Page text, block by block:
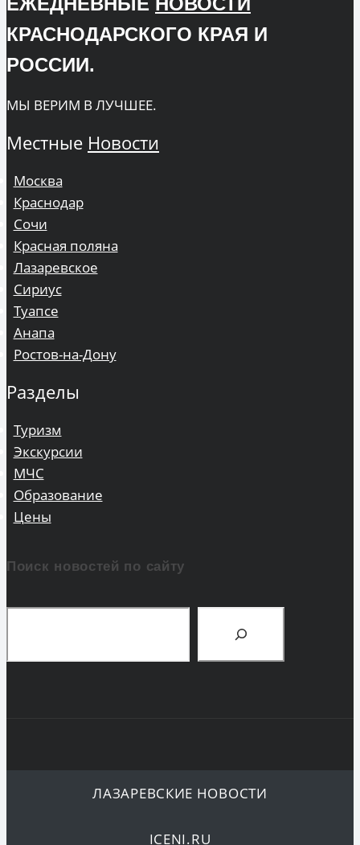
КРАСНОДАРСКОГО КРАЯ И
РОССИИ.
МЫ ВЕРИМ В ЛУЧШЕЕ.
Местные Новости
Москва
Краснодар
Сочи
Красная поляна
Лазаревское
Сириус
Туапсе
Анапа
Ростов-на-Дону
Разделы
Туризм
Экскурсии
МЧС
Образование
Цены
Поиск новостей по сайту
ЛАЗАРЕВСКИЕ НОВОСТИ
ICENI.RU